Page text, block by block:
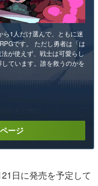
ら1人だけ選んで、ともに迷
です。 ただし勇者は「は
が使えず、戦士は可愛らし
ています。誰を救うのかを
ージ
日に発売を予定して